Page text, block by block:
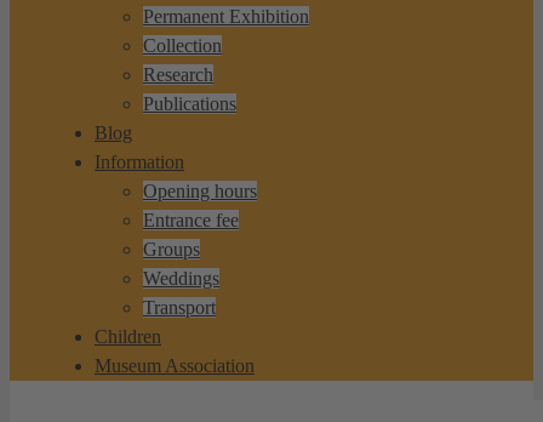
Permanent Exhibition
Collection
Research
Publications
Blog
Information
Opening hours
Entrance fee
Groups
Weddings
Transport
Children
Museum Association